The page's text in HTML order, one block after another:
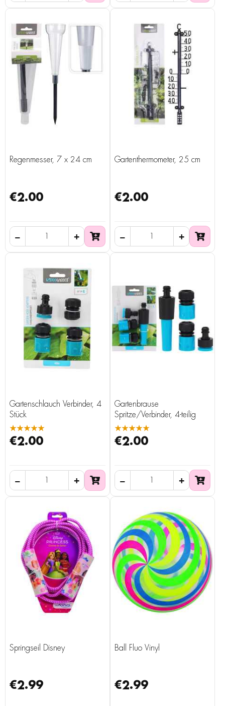
Regenmesser, 7 x 24 cm
€2.00
Gartenthermometer, 25 cm
€2.00
Gartenschlauch Verbinder, 4
Stück
★★★★★
€2.00
Gartenbrause
Spritze/Verbinder, 4-teilig
★★★★★
€2.00
Springseil Disney
€2.99
Ball Fluo Vinyl
€2.99